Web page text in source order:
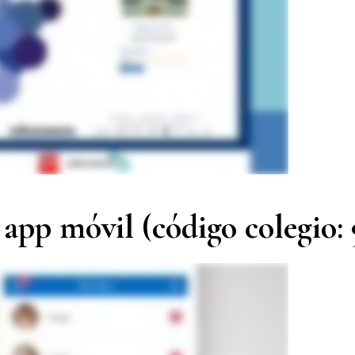
móvil (código colegio: